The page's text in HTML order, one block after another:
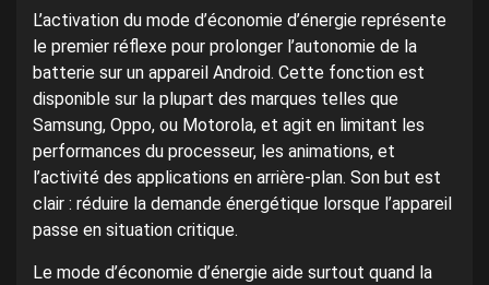
L’activation du mode d’économie d’énergie représente
le premier réflexe pour prolonger l’autonomie de la
batterie sur un appareil Android. Cette fonction est
disponible sur la plupart des marques telles que
Samsung, Oppo, ou Motorola, et agit en limitant les
performances du processeur, les animations, et
l’activité des applications en arrière-plan. Son but est
clair : réduire la demande énergétique lorsque l’appareil
passe en situation critique.
Le mode d’économie d’énergie aide surtout quand la